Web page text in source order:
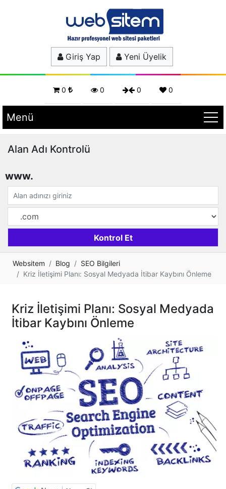
Giriş Yap Yeni Üyelik
0 0 0 0
Menü
Alan Adı Kontrolü
www.
Websitem Blog
SEO Bilgileri
Kriz İletişimi Planı: Sosyal Medyada İtibar Kaybını Önleme
Kriz İletişimi Planı: Sosyal Medyada
İtibar Kaybını Önleme